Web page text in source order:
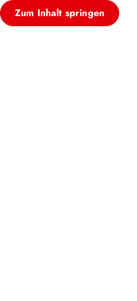
Zum Inhalt springen